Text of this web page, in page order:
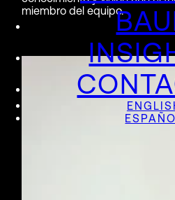
miembro del equipo.